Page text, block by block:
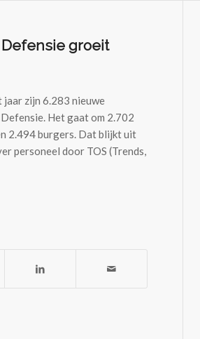
groeit
jaar zijn 6.283 nieuwe
Het gaat om 2.702
2.494 burgers. Dat blijkt uit
personeel door TOS (Trends,